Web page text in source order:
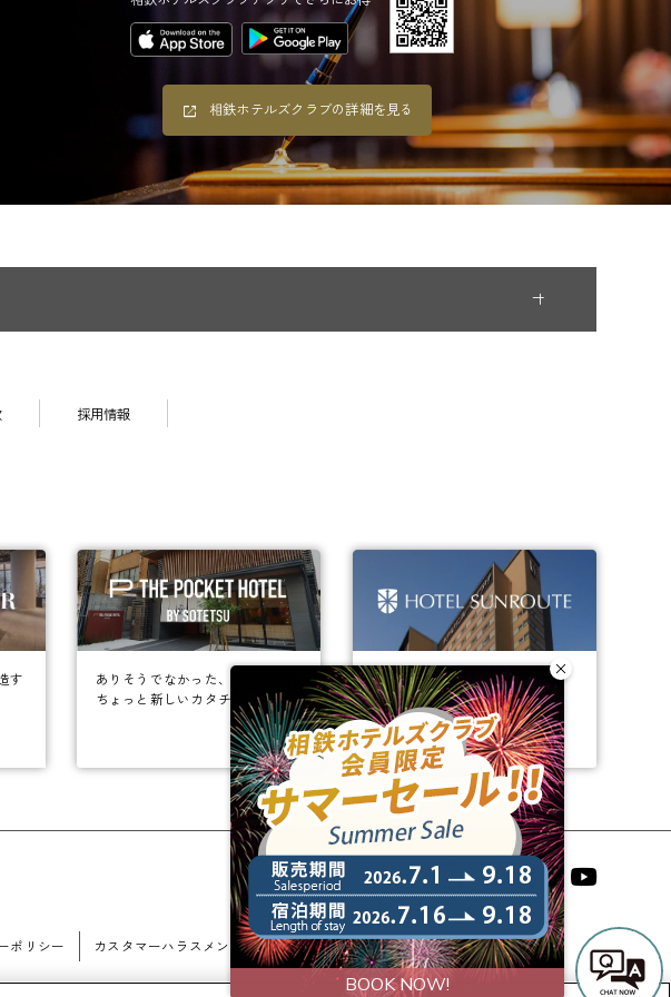
相鉄ホテルズクラブの詳細を見る
採用情報
す
ありそうでなかった、
ちょっと新しいカタチ。
ビジネスからレジャーまで、
幅広く選ばれるホテルへ。
相鉄ホテルズ 公式SNS
ポリシー カスタマーハラスメントに対する基本方針 法人契約
宿泊約款